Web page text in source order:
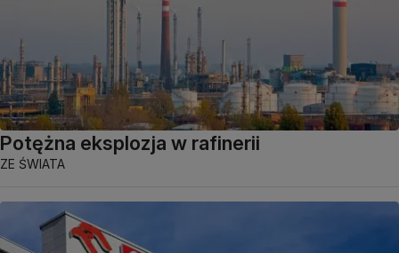
Potężna eksplozja w rafinerii
ZE ŚWIATA